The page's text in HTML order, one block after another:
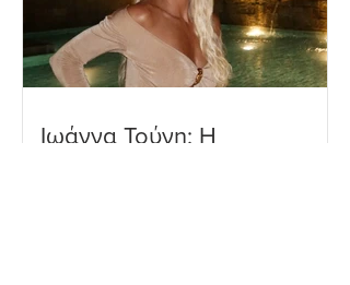
Ιωάννα Τούνη: Η